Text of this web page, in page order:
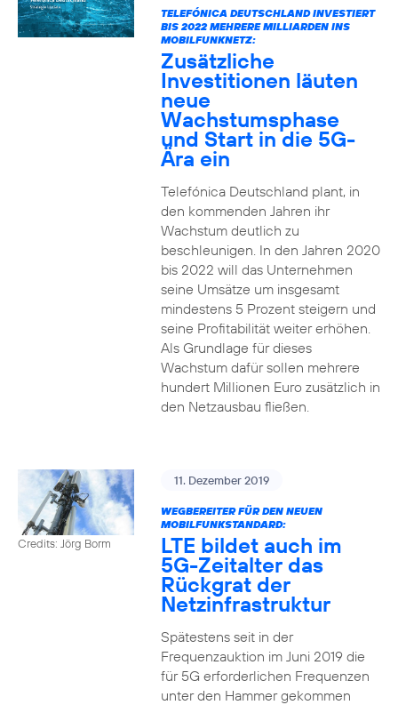
TELEFÓNICA DEUTSCHLAND INVESTIERT
BIS 2022 MEHRERE MILLIARDEN INS
MOBILFUNKNETZ:
Zusätzliche
Investitionen läuten
neue
Wachstumsphase
und Start in die 5G-
Ära ein
Telefónica Deutschland plant, in
den kommenden Jahren ihr
Wachstum deutlich zu
beschleunigen. In den Jahren 2020
bis 2022 will das Unternehmen
seine Umsätze um insgesamt
mindestens 5 Prozent steigern und
seine Profitabilität weiter erhöhen.
Als Grundlage für dieses
Wachstum dafür sollen mehrere
hundert Millionen Euro zusätzlich in
den Netzausbau fließen.
Credits: Jörg Borm
11. Dezember 2019
WEGBEREITER FÜR DEN NEUEN
MOBILFUNKSTANDARD:
LTE bildet auch im
5G-Zeitalter das
Rückgrat der
Netzinfrastruktur
Spätestens seit in der
Frequenzauktion im Juni 2019 die
für 5G erforderlichen Frequenzen
unter den Hammer gekommen